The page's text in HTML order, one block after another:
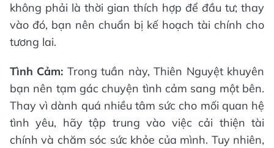
không phải là thời gian thích hợp để đầu tư; thay
vào đó, bạn nên chuẩn bị kế hoạch tài chính cho
tương lai.
Tình Cảm: Trong tuần này, Thiên Nguyệt khuyên
bạn nên tạm gác chuyện tình cảm sang một bên.
Thay vì dành quá nhiều tâm sức cho mối quan hệ
tình yêu, hãy tập trung vào việc cải thiện tài
chính và chăm sóc sức khỏe của mình. Tuy nhiên,